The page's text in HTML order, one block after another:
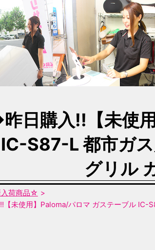
日購入!!【未使
S87-L 都市ガ
グリル
荷商品☆
未使用】Paloma/パロマ ガステーブル IC-